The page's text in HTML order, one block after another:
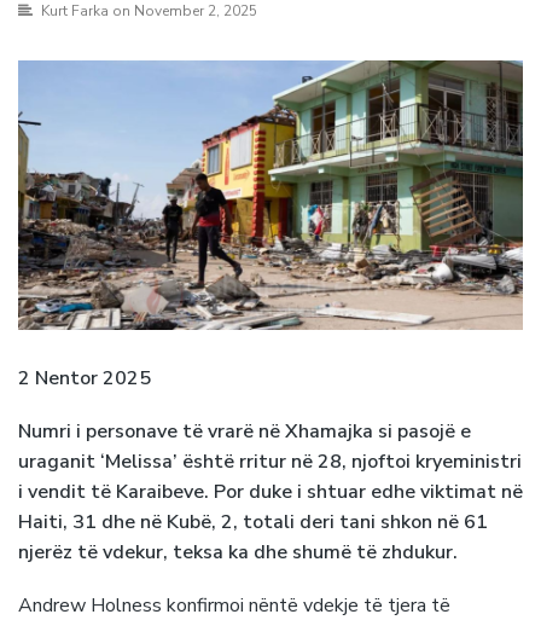
Kurt Farka on November 2, 2025
2 Nentor 2025
Numri i personave të vrarë në Xhamajka si pasojë e
uraganit ‘Melissa’ është rritur në 28, njoftoi kryeministri
i vendit të Karaibeve. Por duke i shtuar edhe viktimat në
Haiti, 31 dhe në Kubë, 2, totali deri tani shkon në 61
njerëz të vdekur, teksa ka dhe shumë të zhdukur.
Andrew Holness konfirmoi nëntë vdekje të tjera të